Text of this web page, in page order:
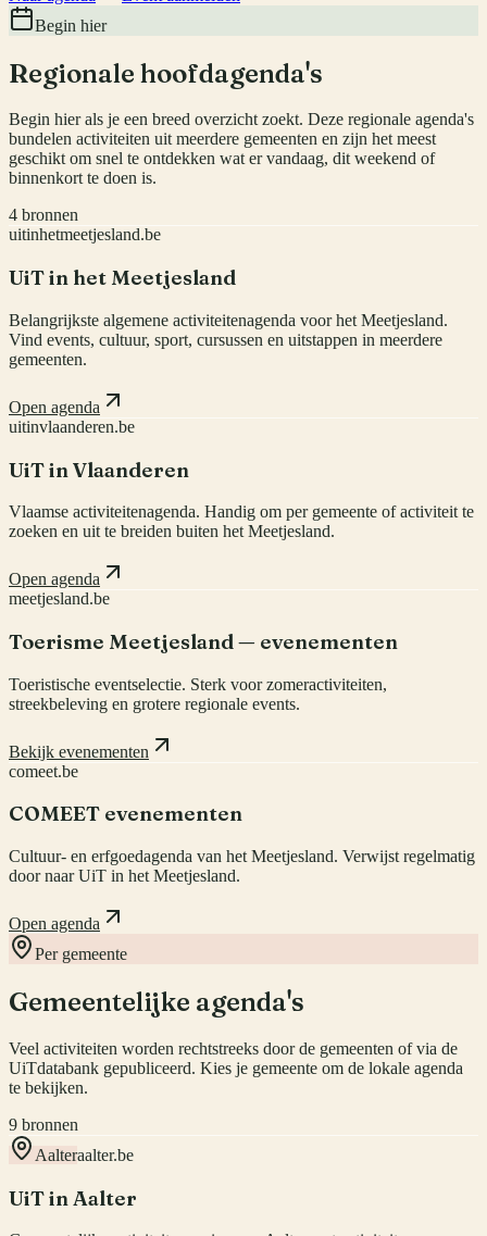
Begin hier
Regionale hoofdagenda's
Begin hier als je een breed overzicht zoekt. Deze regionale agenda's
bundelen activiteiten uit meerdere gemeenten en zijn het meest
geschikt om snel te ontdekken wat er vandaag, dit weekend of
binnenkort te doen is.
4 bronnen
uitinhetmeetjesland.be
UiT in het Meetjesland
Belangrijkste algemene activiteitenagenda voor het Meetjesland.
Vind events, cultuur, sport, cursussen en uitstappen in meerdere
gemeenten.
Open agenda
uitinvlaanderen.be
UiT in Vlaanderen
Vlaamse activiteitenagenda. Handig om per gemeente of activiteit te
zoeken en uit te breiden buiten het Meetjesland.
Open agenda
meetjesland.be
Toerisme Meetjesland — evenementen
Toeristische eventselectie. Sterk voor zomeractiviteiten,
streekbeleving en grotere regionale events.
Bekijk evenementen
comeet.be
COMEET evenementen
Cultuur- en erfgoedagenda van het Meetjesland. Verwijst regelmatig
door naar UiT in het Meetjesland.
Open agenda
Per gemeente
Gemeentelijke agenda's
Veel activiteiten worden rechtstreeks door de gemeenten of via de
UiTdatabank gepubliceerd. Kies je gemeente om de lokale agenda
te bekijken.
9 bronnen
Aalteraalter.be
UiT in Aalter